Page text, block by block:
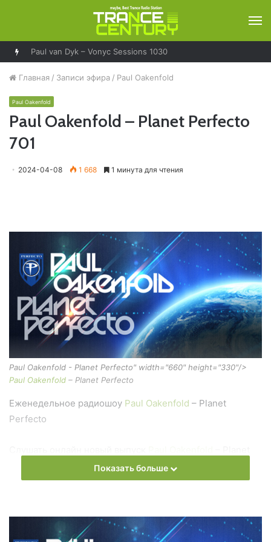
Paul van Dyk – Vonyc Sessions 1030
Главная / Записи эфира / Paul Oakenfold
Paul Oakenfold
Paul Oakenfold – Planet Perfecto
701
2024-04-08 1 668 1 минута для чтения
Paul Oakenfold - Planet Perfecto" width="660" height="330"/>
Paul Oakenfold – Planet Perfecto
Еженедельное радиошоу Paul Oakenfold – Planet
Perfecto
Perfecto онлайн бесплатно
Planet Perfecto в формате mp3. Лучшая музыкальная
Показать больше